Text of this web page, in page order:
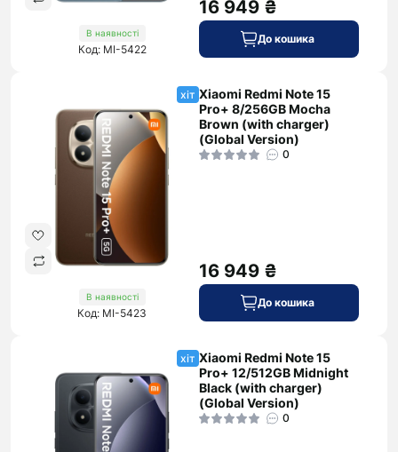
В наявності
Код: MI-5422
16 949 ₴
До кошика
хіт
В наявності
Код: MI-5423
Xiaomi Redmi Note 15
Pro+ 8/256GB Mocha
Brown (with charger)
(Global Version)
0
16 949 ₴
До кошика
хіт Xiaomi Redmi Note 15
Pro+ 12/512GB Midnight
Black (with charger)
(Global Version)
0